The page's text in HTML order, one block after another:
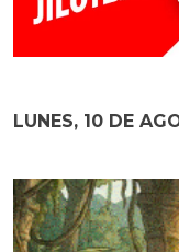
LUNES, 10 DE